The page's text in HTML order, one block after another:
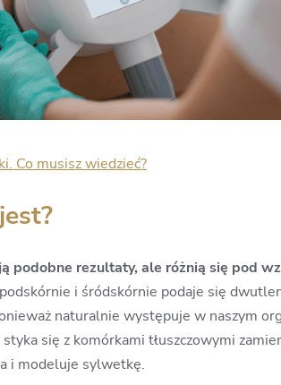
Co musisz wiedzieć?
podobne rezultaty, ale różnią się pod
i śródskórnie podaje się
naturalnie występuje w naszym
się z komórkami tłuszczowymi
i modeluje sylwetkę.